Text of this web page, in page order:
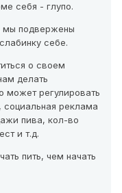
себя - глупо.
мы подвержены
себе.
о своем
делать
может регулировать
социальная реклама
пива, кол-во
и т.д.
пить, чем начать